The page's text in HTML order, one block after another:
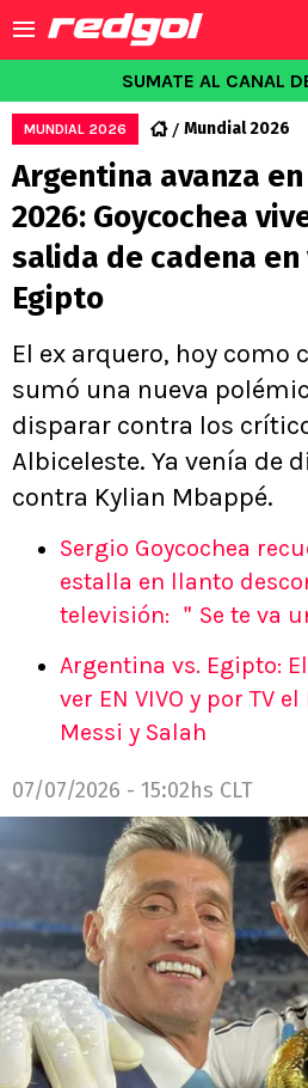
SUMATE AL CANAL
MUNDIAL 2026 Mundial 2026
Argentina avanza
2026: Goycochea
salida de cadena
Egipto
El ex arquero, hoy como
sumó una nueva
disparar contra los
Albiceleste. Ya venía de
contra Kylian Mbappé.
Sergio Goycochea
estalla en llanto
televisión: ＂Se te va
Argentina vs. Egipto:
ver EN VIVO y por TV
Messi y Salah
07/07/2026 - 15:02hs CLT